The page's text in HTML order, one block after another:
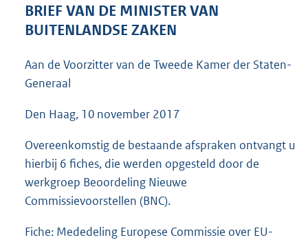
7
BRIEF VAN DE MINISTER VAN
BUITENLANDSE ZAKEN
Aan de Voorzitter van de Tweede Kamer der Staten-
Generaal
Den Haag, 10 november 2017
Overeenkomstig de bestaande afspraken ontvangt u
hierbij 6 fiches, die werden opgesteld door de
werkgroep Beoordeling Nieuwe
Commissievoorstellen (BNC).
Fiche: Mededeling Europese Commissie over EU-